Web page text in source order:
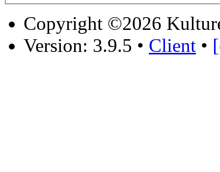
Copyright ©2026
Version: 3.9.5 • Client •